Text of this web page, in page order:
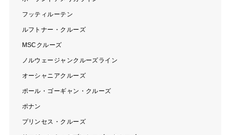
フッティルーテン
ルフトナー・クルーズ
MSCクルーズ
ノルウェージャンクルーズライン
オーシャニアクルーズ
ポール・ゴーギャン・クルーズ
ポナン
プリンセス・クルーズ